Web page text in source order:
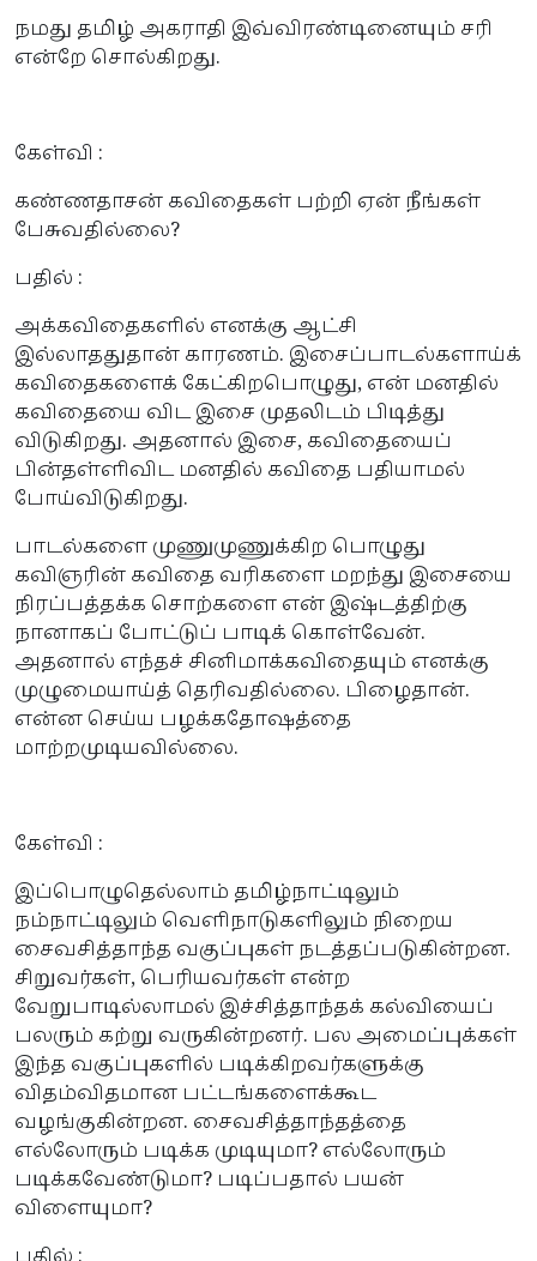
நமது தமிழ் அகராதி இவ்விரண்டினையும் சரி
என்றே சொல்கிறது.
கேள்வி :
கண்ணதாசன் கவிதைகள் பற்றி ஏன் நீங்கள்
பேசுவதில்லை?
பதில் :
அக்கவிதைகளில் எனக்கு ஆட்சி
இல்லாததுதான் காரணம். இசைப்பாடல்களாய்க்
கவிதைகளைக் கேட்கிறபொழுது, என் மனதில்
கவிதையை விட இசை முதலிடம் பிடித்து
விடுகிறது. அதனால் இசை, கவிதையைப்
பின்தள்ளிவிட மனதில் கவிதை பதியாமல்
போய்விடுகிறது.
பாடல்களை முணுமுணுக்கிற பொழுது
கவிஞரின் கவிதை வரிகளை மறந்து இசையை
நிரப்பத்தக்க சொற்களை என் இஷ்டத்திற்கு
நானாகப் போட்டுப் பாடிக் கொள்வேன்.
அதனால் எந்தச் சினிமாக்கவிதையும் எனக்கு
முழுமையாய்த் தெரிவதில்லை. பிழைதான்.
என்ன செய்ய பழக்கதோஷத்தை
மாற்றமுடியவில்லை.
கேள்வி :
இப்பொழுதெல்லாம் தமிழ்நாட்டிலும்
நம்நாட்டிலும் வெளிநாடுகளிலும் நிறைய
சைவசித்தாந்த வகுப்புகள் நடத்தப்படுகின்றன.
சிறுவர்கள், பெரியவர்கள் என்ற
வேறுபாடில்லாமல் இச்சித்தாந்தக் கல்வியைப்
பலரும் கற்று வருகின்றனர். பல அமைப்புக்கள்
இந்த வகுப்புகளில் படிக்கிறவர்களுக்கு
விதம்விதமான பட்டங்களைக்கூட
வழங்குகின்றன. சைவசித்தாந்தத்தை
எல்லோரும் படிக்க முடியுமா? எல்லோரும்
படிக்கவேண்டுமா? படிப்பதால் பயன்
விளையுமா?